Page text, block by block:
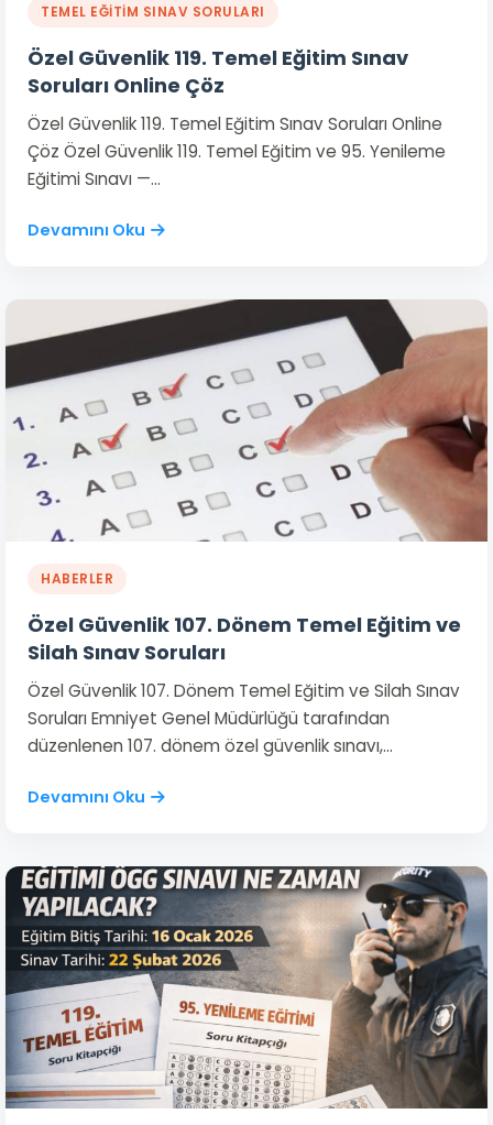
TEMEL EĞİTİM SINAV SORULARI
Özel Güvenlik 119. Temel Eğitim Sınav
Soruları Online Çöz
Özel Güvenlik 119. Temel Eğitim Sınav Soruları Online
Çöz Özel Güvenlik 119. Temel Eğitim ve 95. Yenileme
Eğitimi Sınavı —…
Devamını Oku
HABERLER
Özel Güvenlik 107. Dönem Temel Eğitim ve
Silah Sınav Soruları
Özel Güvenlik 107. Dönem Temel Eğitim ve Silah Sınav
Soruları Emniyet Genel Müdürlüğü tarafından
düzenlenen 107. dönem özel güvenlik sınavı,…
Devamını Oku